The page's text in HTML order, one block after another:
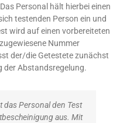
Personal hält hierbei einen
testenden Person ein und
wird auf einen vorbereiteten
Nummer
der/die Getestete zunächst
der Abstandsregelung.
das Personal den Test
aus. Mit